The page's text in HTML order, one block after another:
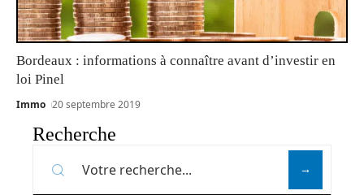
Bordeaux : informations à connaître avant d’investir en
loi Pinel
Immo 20 septembre 2019
Recherche